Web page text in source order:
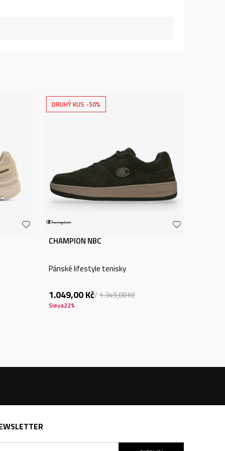
DRUHÝ KUS -50%
CHAMPION NBC
Pánské lifestyle tenisky
1.049,00Kč 1.349,00Kč
Sleva22%